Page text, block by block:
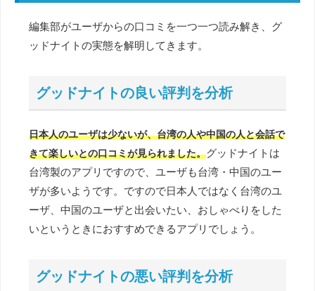
編集部がユーザからの口コミを一つ一つ読み解き、グ
ッドナイトの実態を解明してきます。
グッドナイトの良い評判を分析
日本人のユーザは少ないが、台湾の人や中国の人と会話で
きて楽しいとの口コミが見られました。グッドナイトは
台湾製のアプリですので、ユーザも台湾・中国のユー
ザが多いようです。ですので日本人ではなく台湾のユ
ーザ、中国のユーザと出会いたい、おしゃべりをした
いというときにおすすめできるアプリでしょう。
グッドナイトの悪い評判を分析